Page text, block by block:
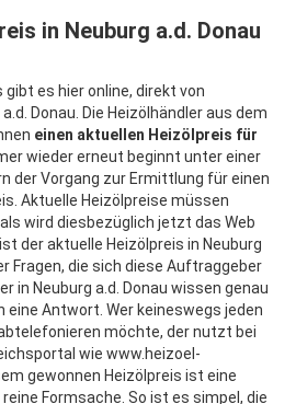
in Neuburg a.d. Donau
gibt es hier online, direkt von
Donau. Die Heizölhändler aus dem
einen aktuellen Heizölpreis für
wieder erneut beginnt unter einer
der Vorgang zur Ermittlung für einen
Aktuelle Heizölpreise müssen
wird diesbezüglich jetzt das Web
der aktuelle Heizölpreis in Neuburg
Fragen, die sich diese Auftraggeber
in Neuburg a.d. Donau wissen genau
eine Antwort. Wer keineswegs jeden
möchte, der nutzt bei
wie www.heizoel-
gewonnen Heizölpreis ist eine
Formsache. So ist es simpel, die